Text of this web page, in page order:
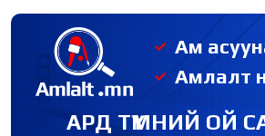
Ам
Амлалт
АРД ТҮМНИЙ ОЙ